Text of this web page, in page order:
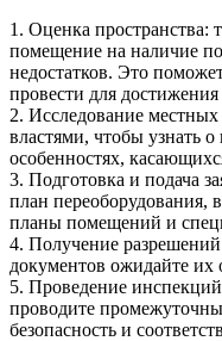
1. Оценка пространства:
помещение на наличие
недостатков. Это
провести для
2. Исследование
властями, чтобы узнать
особенностях,
3. Подготовка и подача
план переоборудования,
планы помещений и
4. Получение
документов ожидайте их
5. Проведение
проводите
безопасность и